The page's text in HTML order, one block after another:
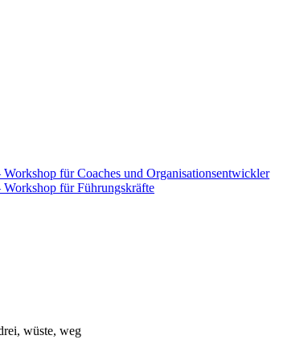
für Coaches und Organisationsentwickler
für Führungskräfte